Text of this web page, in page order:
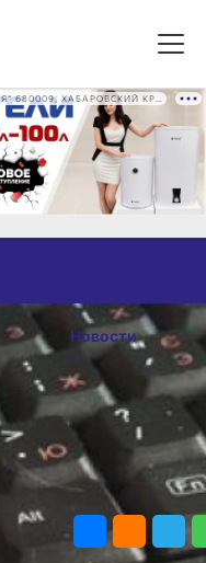
Новости
ОПУБЛИКОВАНО
15 декабря 2024 г., 18:00